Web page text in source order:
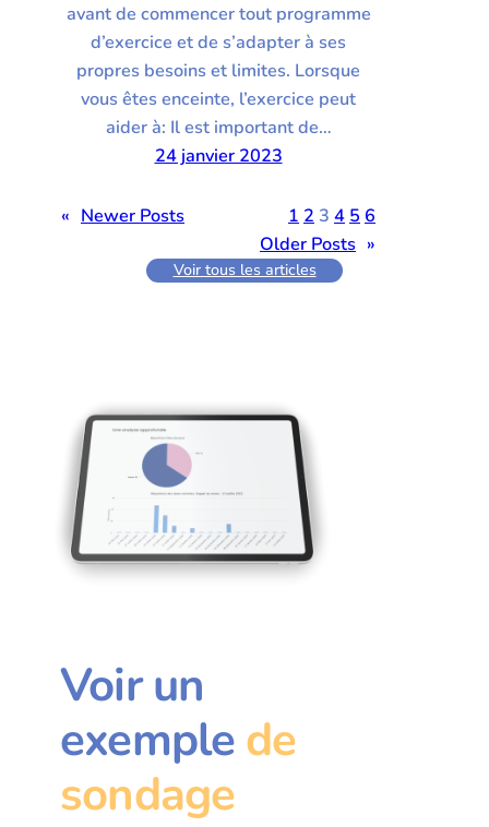
avant de commencer tout programme
d’exercice et de s’adapter à ses
propres besoins et limites. Lorsque
vous êtes enceinte, l’exercice peut
aider à: Il est important de…
24 janvier 2023
« Newer Posts 1 2 3 4 5 6
Older Posts »
Voir tous les articles
Voir un
exemplede
sondage